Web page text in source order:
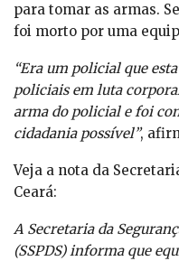
para tomar as armas.
foi morto por uma
“Era um policial que
policiais em luta
arma do policial e foi
cidadania possível”,
Veja a nota da
Ceará:
A Secretaria da
(SSPDS) informa que